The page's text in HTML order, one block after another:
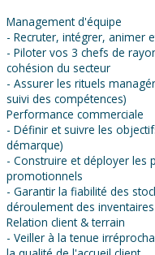
Management d'équipe
- Recruter, intégrer, animer
- Piloter vos 3 chefs de
cohésion du secteur
- Assurer les rituels
suivi des compétences)
Performance commerciale
- Définir et suivre les
démarque)
- Construire et déployer les
promotionnels
- Garantir la fiabilité des
déroulement des inventaires
Relation client & terrain
- Veiller à la tenue